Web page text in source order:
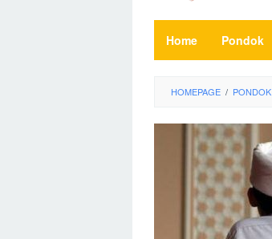
Home Pondok
HOMEPAGE / PONDOK